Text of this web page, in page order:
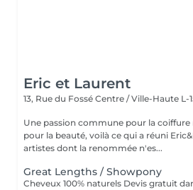
Eric et Laurent
13, Rue du Fossé Centre / Ville-Haute L-
Une passion commune pour la
pour la beauté, voilà ce qui a réuni
artistes dont la renommée n'es...
Great Lengths / Showpony